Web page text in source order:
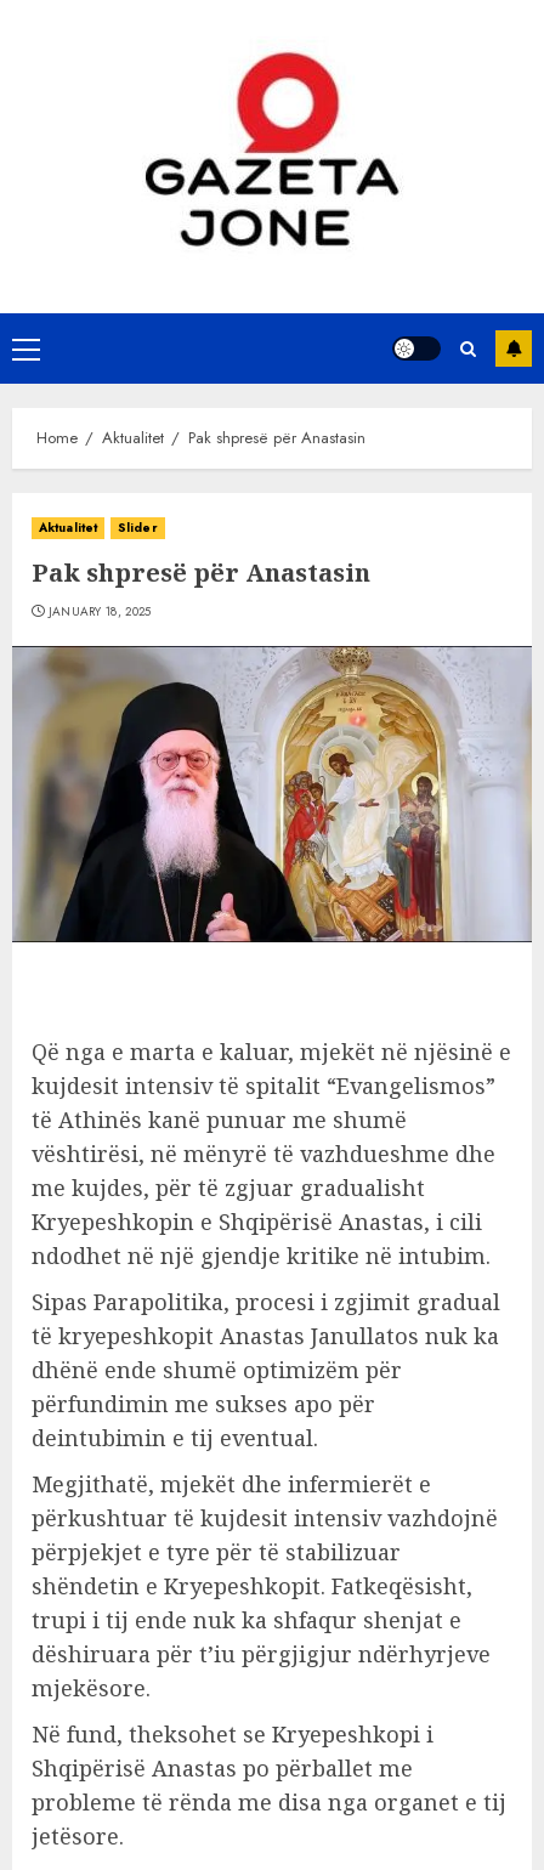
Primary
Menu
Home Aktualitet Pak shpresë për Anastasin
Aktualitet Slider
Pak shpresë për Anastasin
JANUARY 18, 2025
Që nga e marta e kaluar, mjekët në njësinë e
kujdesit intensiv të spitalit “Evangelismos”
të Athinës kanë punuar me shumë
vështirësi, në mënyrë të vazhdueshme dhe
me kujdes, për të zgjuar gradualisht
Kryepeshkopin e Shqipërisë Anastas, i cili
ndodhet në një gjendje kritike në intubim.
Sipas Parapolitika, procesi i zgjimit gradual
të kryepeshkopit Anastas Janullatos nuk ka
dhënë ende shumë optimizëm për
përfundimin me sukses apo për
deintubimin e tij eventual.
Megjithatë, mjekët dhe infermierët e
përkushtuar të kujdesit intensiv vazhdojnë
përpjekjet e tyre për të stabilizuar
shëndetin e Kryepeshkopit. Fatkeqësisht,
trupi i tij ende nuk ka shfaqur shenjat e
dëshiruara për t’iu përgjigjur ndërhyrjeve
mjekësore.
Në fund, theksohet se Kryepeshkopi i
Shqipërisë Anastas po përballet me
probleme të rënda me disa nga organet e tij
jetësore.